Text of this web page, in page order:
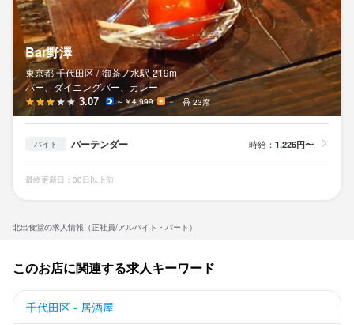
北出食堂の求人情報（正社員/アルバイト・パート）
Bar野澤
東京都 千代田区 / 御茶ノ水駅 219m
バー、ダイニングバー、カレー
3.07 ～￥4,999 － 23席
バイト バーテンダー 時給： 1,226円〜
最終更新日：30日以上前
このお店に関連する求人キーワード
千代田区 - 居酒屋